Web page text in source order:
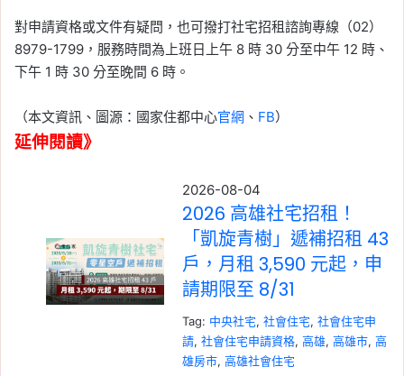
對申請資格或文件有疑問，也可撥打社宅招租諮詢專線（02）
8979-1799，服務時間為上班日上午 8 時 30 分至中午 12 時、
下午 1 時 30 分至晚間 6 時。
（本文資訊、圖源：國家住都中心官網 、 FB）
延伸閱讀》
2026-08-04
2026 高雄社宅招租！
「凱旋青樹」遞補招租 43
戶，月租 3,590 元起，申
請期限至 8/31
Tag: 中央社宅, 社會住宅, 社會住宅申
請, 社會住宅申請資格, 高雄, 高雄市, 高
雄房市, 高雄社會住宅